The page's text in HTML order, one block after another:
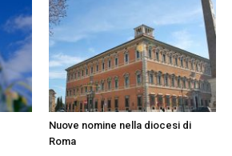
Nuove nomine nella diocesi di
Roma